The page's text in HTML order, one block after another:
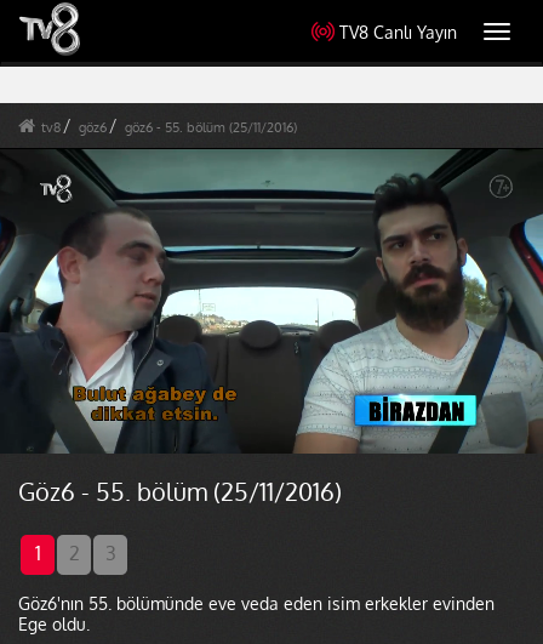
TV8 Canlı Yayın
tv8 göz6 göz6 - 55. bölüm (25/11/2016)
Göz6 - 55. bölüm (25/11/2016)
1 2 3
Göz6'nın 55. bölümünde eve veda eden isim erkekler evinden
Ege oldu.